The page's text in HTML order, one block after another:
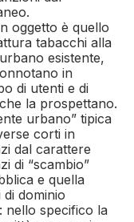
oggetto è quello
tabacchi alla
esistente,
in
di utenti e di
la prospettano.
urbano” tipica
corti in
dal carattere
di “scambio”
e quella
dominio
nello specifico la